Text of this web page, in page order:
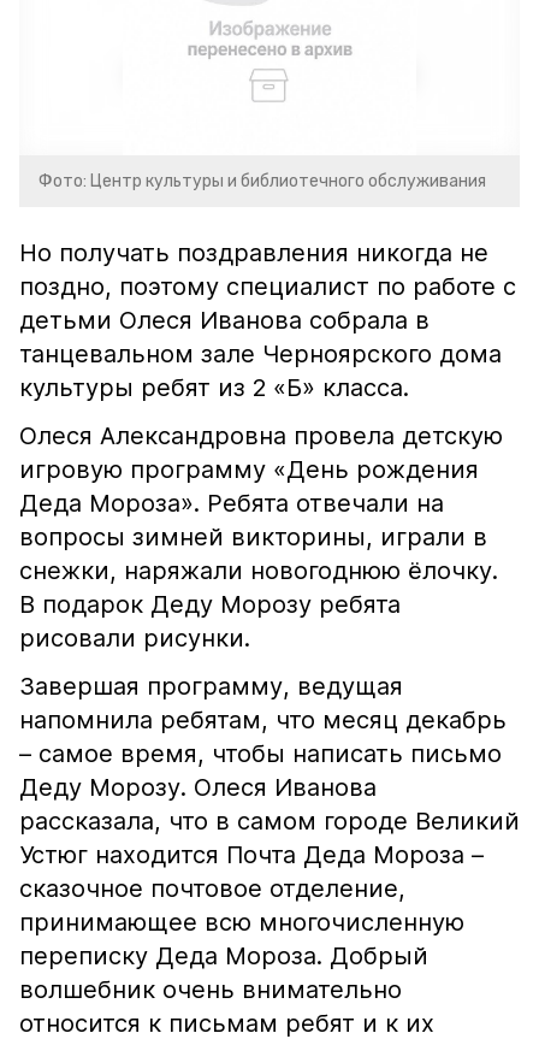
Фото: Центр культуры и библиотечного обслуживания
Но получать поздравления никогда не
поздно, поэтому специалист по работе с
детьми Олеся Иванова собрала в
танцевальном зале Черноярского дома
культуры ребят из 2 «Б» класса.
Олеся Александровна провела детскую
игровую программу «День рождения
Деда Мороза». Ребята отвечали на
вопросы зимней викторины, играли в
снежки, наряжали новогоднюю ёлочку.
В подарок Деду Морозу ребята
рисовали рисунки.
Завершая программу, ведущая
напомнила ребятам, что месяц декабрь
– самое время, чтобы написать письмо
Деду Морозу. Олеся Иванова
рассказала, что в самом городе Великий
Устюг находится Почта Деда Мороза –
сказочное почтовое отделение,
принимающее всю многочисленную
переписку Деда Мороза. Добрый
волшебник очень внимательно
относится к письмам ребят и к их